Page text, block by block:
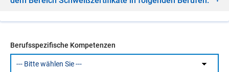
Berufsspezifische Kompetenzen